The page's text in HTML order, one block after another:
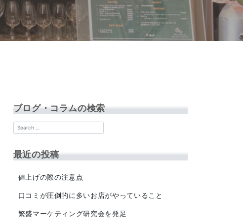
ブログ・コラムの検索
最近の投稿
値上げの際の注意点
口コミが圧倒的に多いお店がやっていること
繁盛マーケティング研究会を発足